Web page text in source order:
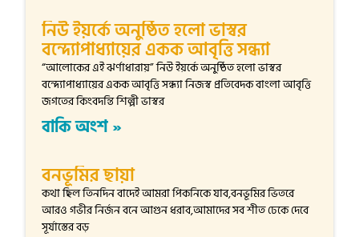
নিউ ইয়র্কে অনুষ্ঠিত হলো ভাস্বর
বন্দ্যোপাধ্যায়ের একক আবৃত্তি সন্ধ্যা
“আলোকের এই ঝর্ণাধারায়” নিউ ইয়র্কে অনুষ্ঠিত হলো ভাস্বর
বন্দ্যোপাধ্যায়ের একক আবৃত্তি সন্ধ্যা নিজস্ব প্রতিবেদক বাংলা আবৃত্তি
জগতের কিংবদন্তি শিল্পী ভাস্বর
বাকি অংশ »
বনভূমির ছায়া
কথা ছিল তিনদিন বাদেই আমরা পিকনিকে যাব,বনভূমির ভিতরে
আরও গভীর নির্জন বনে আগুন ধরাব,আমাদের সব শীত ঢেকে দেবে
সূর্যাস্তের বড়